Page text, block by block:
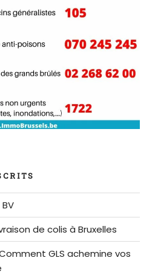
BV
de colis à Bruxelles
GLS achemine vos